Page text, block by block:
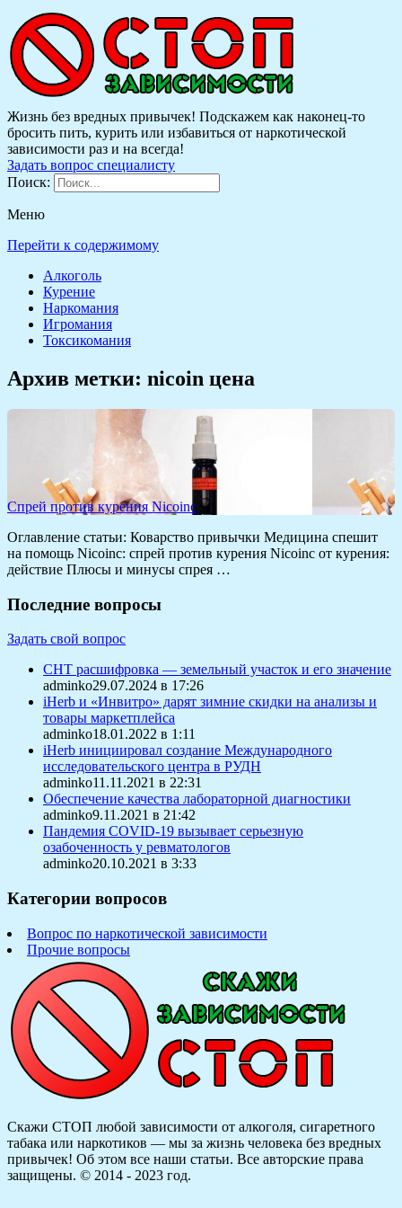
Жизнь без вредных привычек! Подскажем как наконец-то
бросить пить, курить или избавиться от наркотической
зависимости раз и на всегда!
Задать вопрос специалисту
Поиск:
Меню
Перейти к содержимому
Алкоголь
Курение
Наркомания
Игромания
Токсикомания
Архив метки: nicoin цена
Спрей против курения Nicoinс
Оглавление статьи: Коварство привычки Медицина спешит
на помощь Nicoinс: спрей против курения Nicoinс от курения:
действие Плюсы и минусы спрея …
Последние вопросы
Задать свой вопрос
СНТ расшифровка — земельный участок и его значение
adminko29.07.2024 в 17:26
iHerb и «Инвитро» дарят зимние скидки на анализы и
товары маркетплейса
adminko18.01.2022 в 1:11
iHerb инициировал создание Международного
исследовательского центра в РУДН
adminko11.11.2021 в 22:31
Обеспечение качества лабораторной диагностики
adminko9.11.2021 в 21:42
Пандемия COVID-19 вызывает серьезную
озабоченность у ревматологов
adminko20.10.2021 в 3:33
Категории вопросов
Вопрос по наркотической зависимости
Прочие вопросы
Скажи СТОП любой зависимости от алкоголя, сигаретного
табака или наркотиков — мы за жизнь человека без вредных
привычек! Об этом все наши статьи. Все авторские права
защищены. © 2014 - 2023 год.